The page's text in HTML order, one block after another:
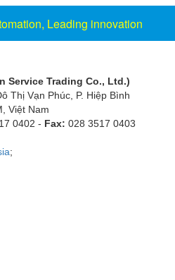
Leading innovation
Service Trading Co., Ltd.)
Thị Vạn Phúc, P. Hiệp Bình
, Việt Nam
0402 - Fax: 028 3517 0403
;